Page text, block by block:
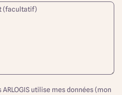
utilise mes données (mon